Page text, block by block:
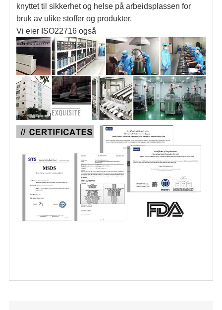
knyttet til sikkerhet og helse på arbeidsplassen for
bruk av ulike stoffer og produkter.
Vi eier ISO22716 også